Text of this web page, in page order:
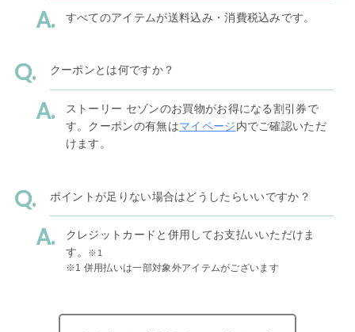
すべてのアイテムが送料込み・消費税込みです。
クーポンとは何ですか？
ストーリー セゾンのお買物がお得になる割引券で
す。クーポンの有無はマイページ内でご確認いただ
けます。
ポイントが足りない場合はどうしたらいいですか？
クレジットカードと併用してお支払いいただけま
す。
※1
※1 併用払いは一部対象外アイテムがございます